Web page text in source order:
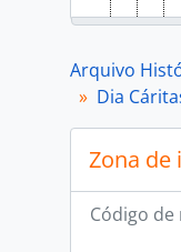
Arquivo
Dia
Zona de
Código